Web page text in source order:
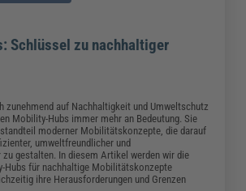
Schlüssel zu nachhaltiger
zunehmend auf Nachhaltigkeit und Umweltschutz
Mobility-Hubs immer mehr an Bedeutung. Sie
moderner Mobilitätskonzepte, die darauf
umweltfreundlicher und
zu gestalten. In diesem Artikel werden wir die
Hubs für nachhaltige Mobilitätskonzepte
ihre Herausforderungen und Grenzen